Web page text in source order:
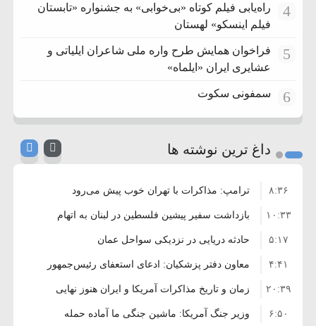
4
راه‌یابی فیلم کوتاه «بی‌خوابی» به جشنواره «تابستان
فیلم اینسکو» لهستان
5
فراخوان همایش طرح واره ملی شاعران ایلیاتی و
عشایری ایران «ایلماه»
6 سمفونی سکوت
داغ ترین نوشته ها
ترامپ: مذاکرات با تهران خوب پیش می‌رود ۸:۳۶
بازداشت سفیر پیشین فلسطین در لبنان به اتهام
فساد و اختلاس اموال
۱۰:۳۳
حادثه دریایی در نزدیکی سواحل عمان ۵:۱۷
معاون دفتر پزشکیان: ادعای استعفای رئیس‌جمهور
واهی و کذب محض است
۴:۴۱
زمان و تاریخ مذاکرات آمریکا و ایران هنوز نهایی
نشده است
۲۰:۳۹
وزیر جنگ آمریکا: ماشین جنگی ما آماده حمله ۶:۵۰